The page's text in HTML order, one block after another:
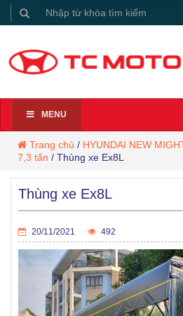
MENU
Trang chủ / HYUNDAI NEW
7,3 tấn / Thùng xe Ex8L
Thùng xe Ex8L
20/11/2021 492